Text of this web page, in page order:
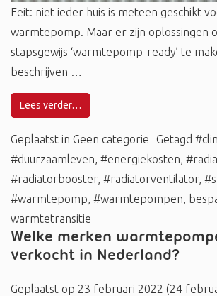
Feit: niet ieder huis is meteen geschikt
warmtepomp. Maar er zijn oplossingen
stapsgewijs ‘warmtepomp-ready’ te
beschrijven …
Lees verder…
Geplaatst in Geen categorie Getagd
#duurzaamleven #energiekosten
#radiatorbooster, #radiatorventilator,
#warmtepomp #warmtepompen
warmtetransitie
Welke merken
verkocht in Nederland?
Geplaatst op 23 februari 2022 (24